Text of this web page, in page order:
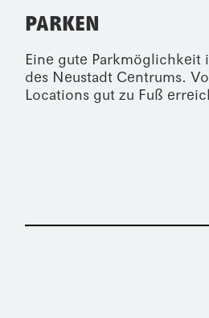
PARKEN
Eine gute Parkmöglichkeit
des Neustadt Centrums.
Locations gut zu Fuß